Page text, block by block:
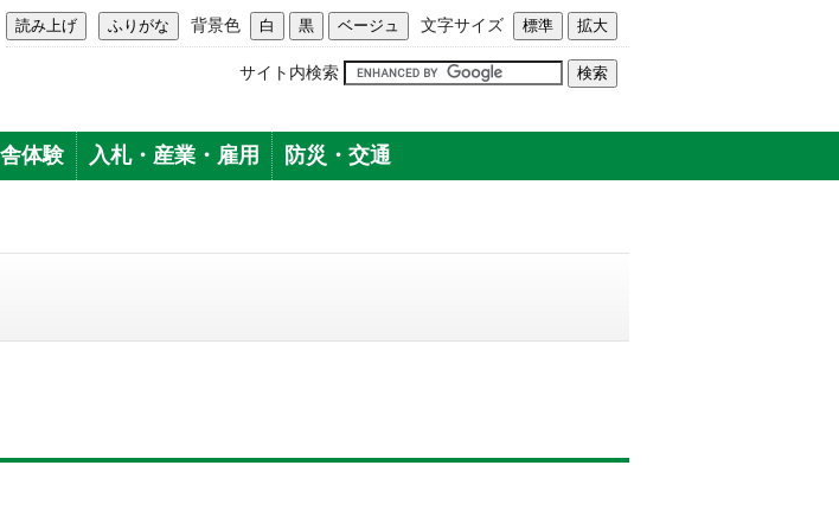
背景色 文字サイズ
サイト内検索
体験 入札・産業・雇用 防災・交通